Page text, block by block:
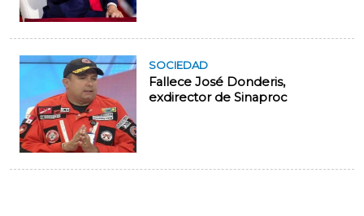
SOCIEDAD
Fallece José Donderis,
exdirector de Sinaproc